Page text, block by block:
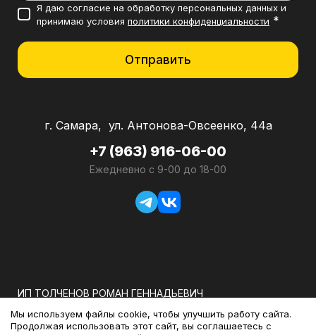
Я даю согласие на обработку персональных данных и
принимаю условия политики конфиденциальности *
Отправить
г. Самара, ул. Антонова-Овсеенко, 44а
+7 (963) 916-06-00
Ежедневно с 9-00 до 18-00
ИП ТОЛЧЕНОВ РОМАН ГЕННАДЬЕВИЧ
ОГРНИП: 318583500026231
ИНН: 580800969367
Мы используем файлы cookie, чтобы улучшить работу сайта.
Продолжая использовать этот сайт, вы соглашаетесь с